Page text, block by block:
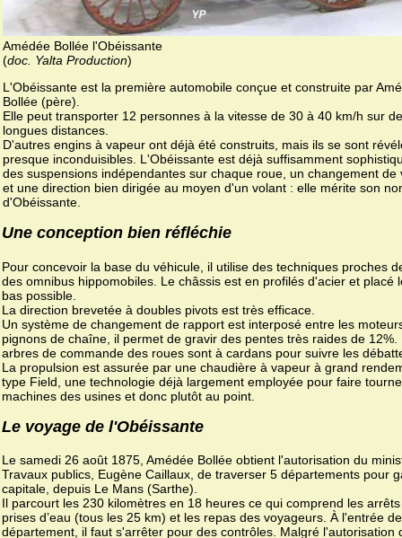
Amédée Bollée l'Obéissante
(doc. Yalta Production)
L'Obéissante est la première automobile conçue et construite par
Bollée (père).
Elle peut transporter 12 personnes à la vitesse de 30 à 40 km/h sur de
longues distances.
D'autres engins à vapeur ont déjà été construits, mais ils se sont
presque inconduisibles. L'Obéissante est déjà suffisamment
des suspensions indépendantes sur chaque roue, un changement de
et une direction bien dirigée au moyen d'un volant : elle mérite son
d'Obéissante.
Une conception bien réfléchie
Pour concevoir la base du véhicule, il utilise des techniques proches
des omnibus hippomobiles. Le châssis est en profilés d'acier et placé
bas possible.
La direction brevetée à doubles pivots est très efficace.
Un système de changement de rapport est interposé entre les
pignons de chaîne, il permet de gravir des pentes très raides de 12%.
arbres de commande des roues sont à cardans pour suivre les
La propulsion est assurée par une chaudière à vapeur à grand
type Field, une technologie déjà largement employée pour faire
machines des usines et donc plutôt au point.
Le voyage de l'Obéissante
Le samedi 26 août 1875, Amédée Bollée obtient l'autorisation du
Travaux publics, Eugène Caillaux, de traverser 5 départements pour
capitale, depuis Le Mans (Sarthe).
Il parcourt les 230 kilomètres en 18 heures ce qui comprend les
prises d’eau (tous les 25 km) et les repas des voyageurs. À l'entrée
département, il faut s'arrêter pour des contrôles. Malgré l'autorisation